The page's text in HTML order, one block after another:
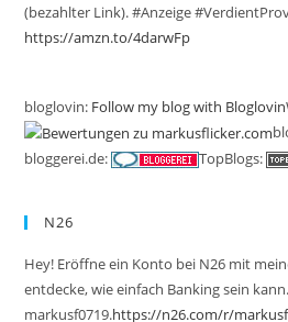
(bezahlter Link). #Anzeige
https://amzn.to/4darwFp
bloglovin: Follow my blog with Bloglovin
bloggerei.de:
TopBlogs:
N26
Hey! Eröffne ein Konto bei N26 mit
entdecke, wie einfach Banking sein
markusf0719.https://n26.com/r/